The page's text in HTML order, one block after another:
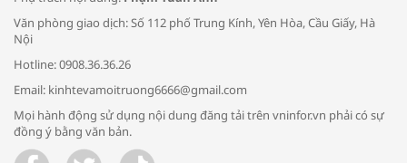
Bác sĩ tư vấn cách phòng tránh bệnh
đường hô hấp trong thời tiết giao mùa
Trao yêu thương cho em
Văn phòng giao dịch: Số 112 phố Trung Kính, Yên Hòa, Cầu Giấy, Hà
Nội
Hotline: 0908.36.36.26
Email: kinhtevamoitruong6666@gmail.com
Mọi hành động sử dụng nội dung đăng tải trên vninfor.vn phải có sự
đồng ý bằng văn bản.